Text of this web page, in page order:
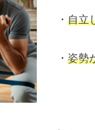
・ 自立
・ 姿勢